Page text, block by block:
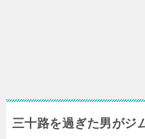
三十路を過ぎた男がジ